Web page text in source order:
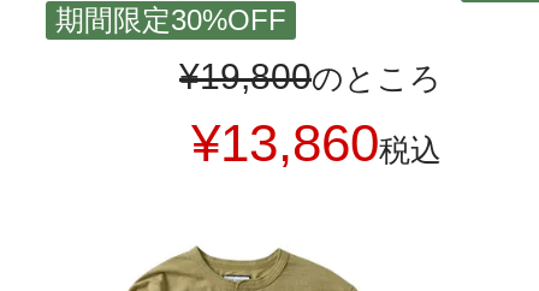
期間限定30%OFF
¥19,800のところ
¥13,860税込